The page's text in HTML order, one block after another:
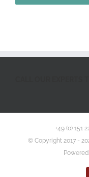
+49 (0) 151
© Copyright 2017 -